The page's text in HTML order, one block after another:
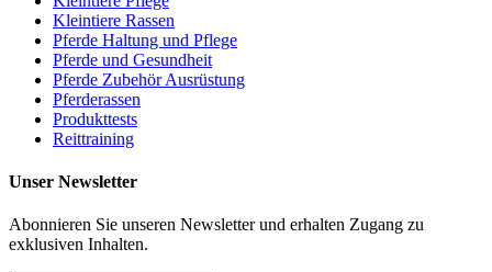
Kleintiere Rassen
Pferde Haltung und Pflege
Pferde und Gesundheit
Pferde Zubehör Ausrüstung
Pferderassen
Produkttests
Reittraining
Unser Newsletter
Abonnieren Sie unseren Newsletter und erhalten Zugang zu
exklusiven Inhalten.